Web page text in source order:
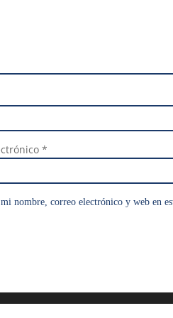
*
nombre, correo electrónico y web en